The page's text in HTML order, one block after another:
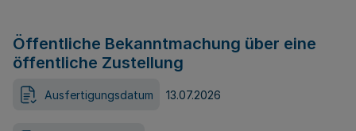
Öffentliche Bekanntmachung über eine
öffentliche Zustellung
Ausfertigungsdatum 13.07.2026